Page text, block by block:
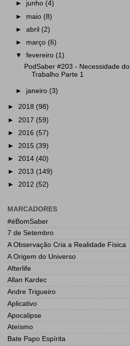
► junho (4)
► maio (8)
►abril (2)
► março (6)
▼fevereiro (1)
PodSaber #203 - Necessidade do
Trabalho Parte 1
► janeiro (3)
► 2018 (98)
► 2017 (59)
► 2016 (57)
► 2015 (39)
► 2014 (40)
► 2013 (149)
► 2012 (52)
MARCADORES
#éBomSaber
7 de Setembro
A Observação Cria a Realidade Física
A Origem do Universo
Afterlife
Allan Kardec
Andre Trigueiro
Aplicativo
Apocalipse
Ateísmo
Bate Papo Espírita